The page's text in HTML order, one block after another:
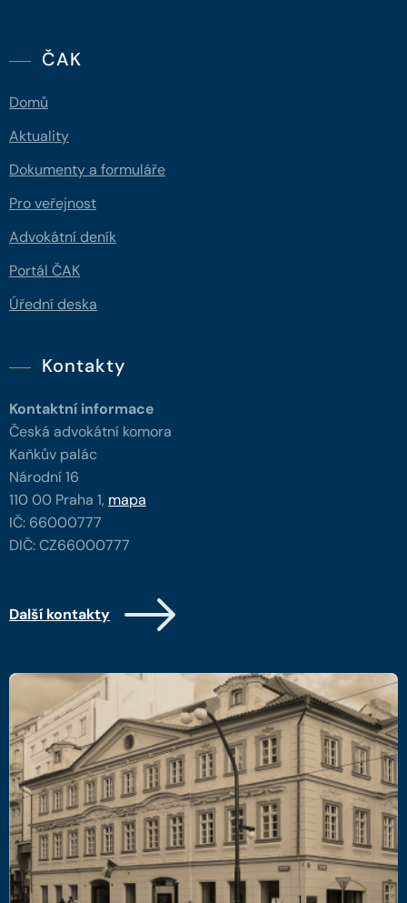
ČAK
Domů
Aktuality
Dokumenty a formuláře
Pro veřejnost
Advokátní deník
Portál ČAK
Úřední deska
Kontakty
Kontaktní informace
Česká advokátní komora
Kaňkův palác
Národní 16
110 00 Praha 1, mapa
IČ: 66000777
DIČ: CZ66000777
Další kontakty